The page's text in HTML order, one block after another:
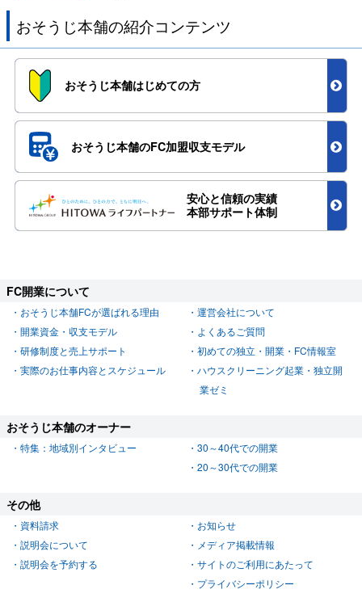
おそうじ本舗の紹介コンテンツ
おそうじ本舗はじめての方
おそうじ本舗のFC加盟収支モデル
安心と信頼の実績
本部サポート体制
FC開業について
おそうじ本舗FCが選ばれる理由
開業資金・収支モデル
研修制度と売上サポート
実際のお仕事内容とスケジュール
運営会社について
よくあるご質問
初めての独立・開業・FC情報室
ハウスクリーニング起業・独立開
業ゼミ
おそうじ本舗のオーナー
特集：地域別インタビュー
30～40代での開業
20～30代での開業
その他
資料請求
説明会について
説明会を予約する
お知らせ
メディア掲載情報
サイトのご利用にあたって
プライバシーポリシー